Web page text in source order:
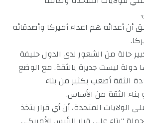
أعدائه هم اعداء أميركا وأصدقائه
حالة من الشعور لدى الدول حليفة
دولة ليست جديرة بالثقة. مع الوضع
الثقة أصعب بكثير من بناء
بناء الثقة من الأساس.
الولايات المتحدة، أن أي قرار يتخذ